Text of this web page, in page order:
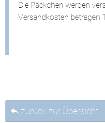
Die Päckchen werden
Versandkosten betragen
zurück zur Übersicht